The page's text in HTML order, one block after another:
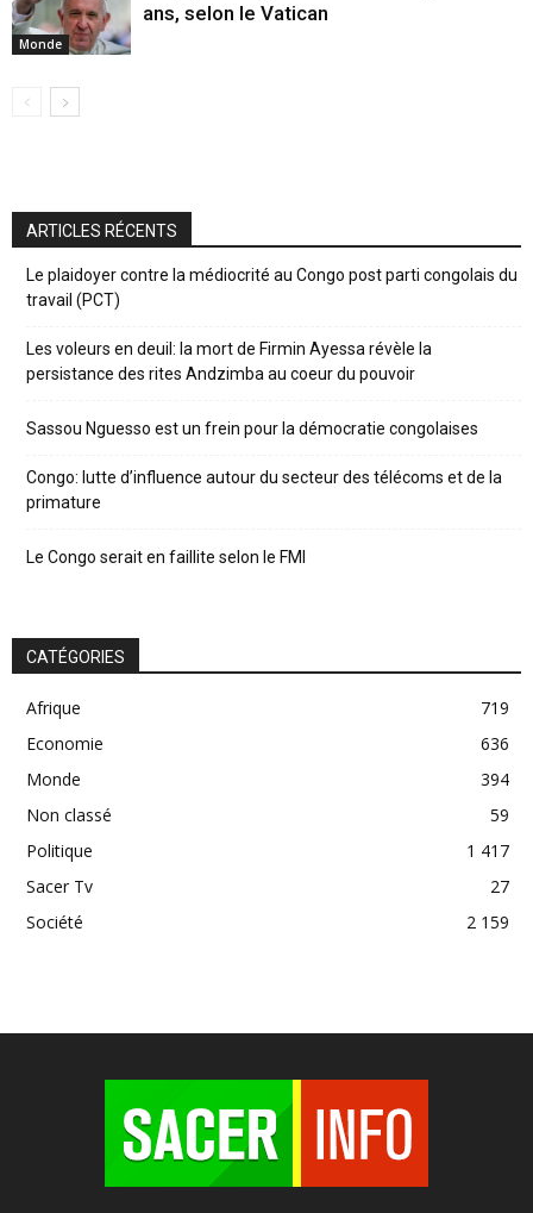
Monde
ans, selon le Vatican
ARTICLES RÉCENTS
Le plaidoyer contre la médiocrité au Congo post parti congolais du
travail (PCT)
Les voleurs en deuil: la mort de Firmin Ayessa révèle la
persistance des rites Andzimba au coeur du pouvoir
Sassou Nguesso est un frein pour la démocratie congolaises
Congo: lutte d’influence autour du secteur des télécoms et de la
primature
Le Congo serait en faillite selon le FMI
CATÉGORIES
Afrique
719
Economie
636
Monde
394
Non classé
59
Politique
1 417
Sacer Tv
27
Société
2 159